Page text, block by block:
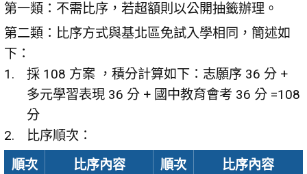
第一類：不需比序，若超額則以公開抽籤辦理。
第二類：比序方式與基北區免試入學相同，簡述如
下：
採 108 方案 ，積分計算如下：志願序 36 分 +
多元學習表現 36 分 + 國中教育會考 36 分 =108
分
比序順次：
順次
比序內容 順次 比序內容